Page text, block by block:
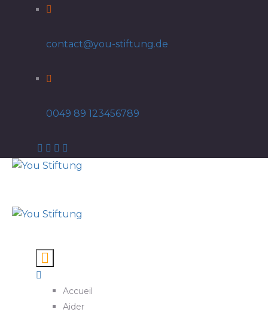
contact@you-stiftung.de
0049 89 123456789
Accueil
Aider